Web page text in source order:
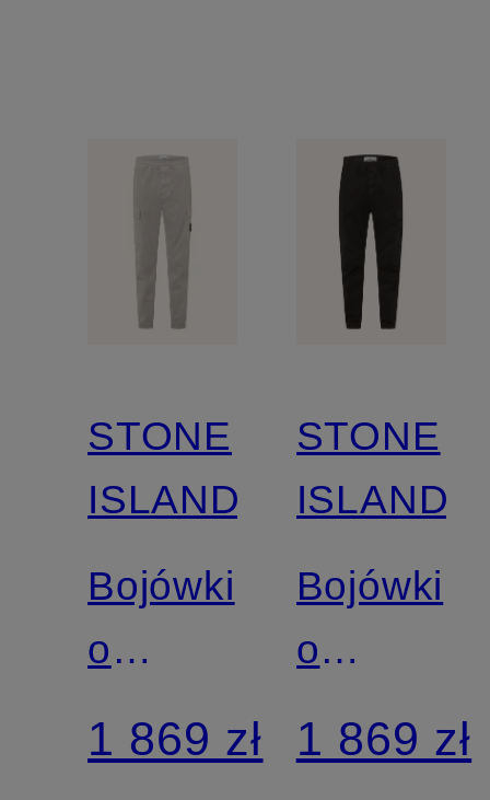
STONE
ISLAND
Bojówki
o
regularnym,
zwężanym
1 869 zł
STONE
ISLAND
Bojówki
o
1 869 zł